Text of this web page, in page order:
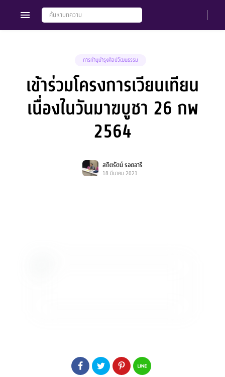
การทำนุบำรุงศิลปวัฒนธรรม
เข้าร่วมโครงการเวียนเทียน
เนื่องในวันมาฆบูชา 26 กพ
2564
สถิตรัตน์ รอดอารี
18 มีนาคม 2021
Members Groups